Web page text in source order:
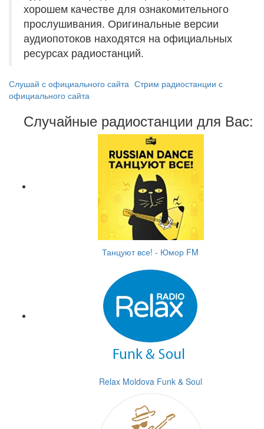
хорошем качестве для ознакомительного
прослушивания. Оригинальные версии
аудиопотоков находятся на официальных
ресурсах радиостанций.
Слушай с официального сайта Стрим радиостанции с
официального сайта
Случайные радиостанции для Вас:
Танцуют все! - Юмор FM
Relax Moldova Funk & Soul